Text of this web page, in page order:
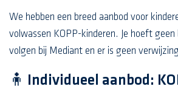
We hebben een breed aanbod voor
volwassen KOPP-kinderen. Je hoeft geen
volgen bij Mediant en er is geen
🧍 Individueel aanbod: